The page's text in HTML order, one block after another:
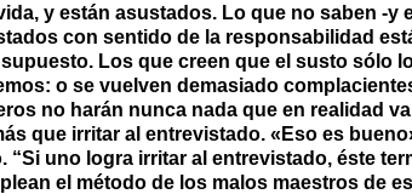
y están asustados. Lo que no saben -y
con sentido de la responsabilidad
Los que creen que el susto sólo
o se vuelven demasiado
no harán nunca nada que en realidad
que irritar al entrevistado. «Eso es
“Si uno logra irritar al entrevistado, éste
el método de los malos maestros de